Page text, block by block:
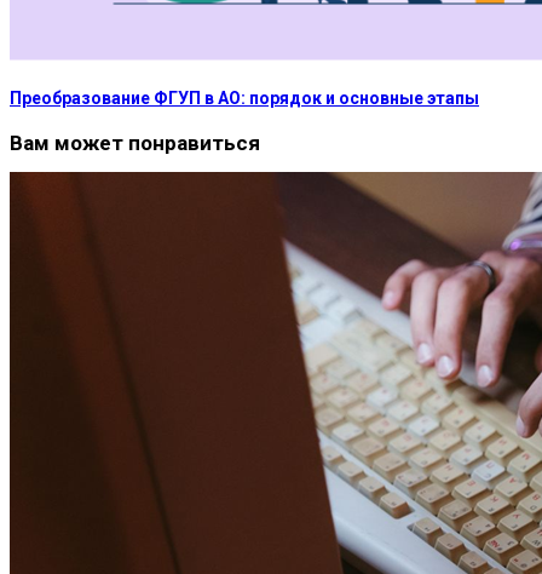
Преобразование ФГУП в АО: порядок и основные этапы
Вам может понравиться